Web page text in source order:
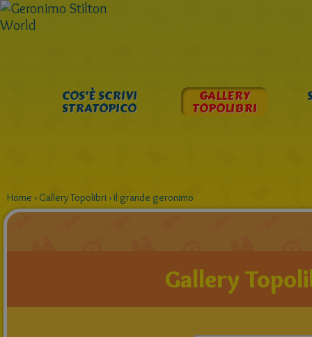
COS’È SCRIVI
STRATOPICO
GALLERY
TOPOLIBRI
Home › Gallery Topolibri › il grande geronimo
Gallery